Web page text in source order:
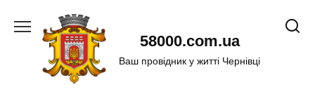
58000.com.ua
Ваш провідник у житті Чернівці